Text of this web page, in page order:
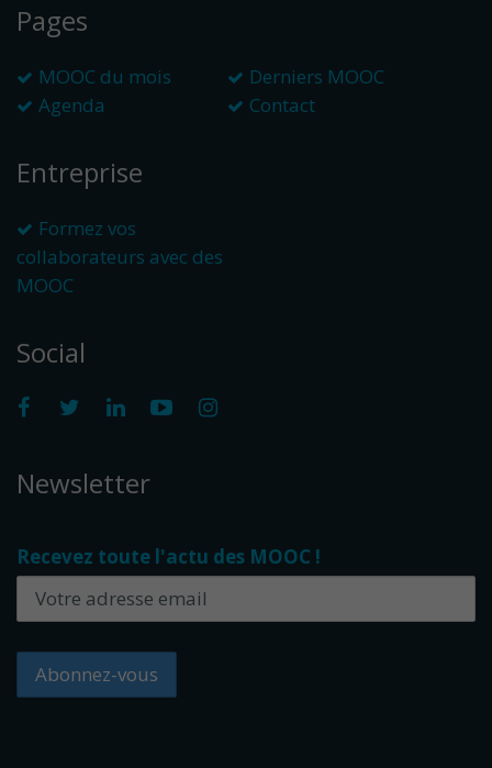
Pages
MOOC du mois
Derniers MOOC
Agenda
Contact
Entreprise
Formez vos
collaborateurs avec des
MOOC
Social
Newsletter
Recevez toute l'actu des MOOC !